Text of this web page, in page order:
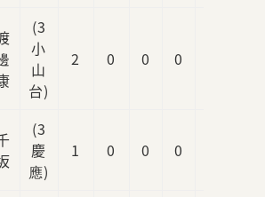
(3
小
山
台)
2 0 0 0
(3
慶
應)
1 0 0 0